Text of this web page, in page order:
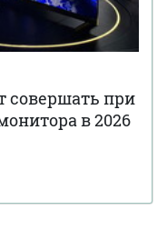
совершать при
в 2026